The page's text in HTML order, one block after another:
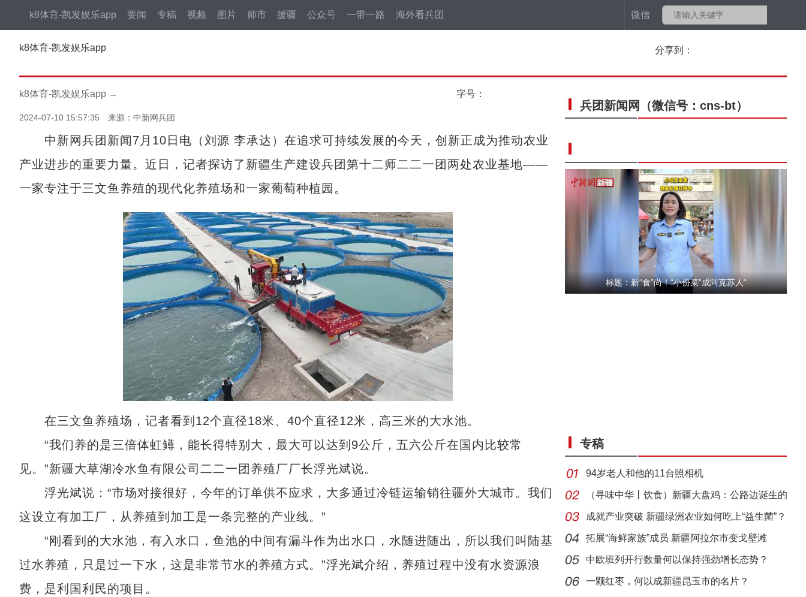
微信
k8体育-凯发娱乐app 要闻 专稿 视频 图片 师市 援疆 公众号 一带一路 海外看兵团
k8体育-凯发娱乐app 分享到：
k8体育-凯发娱乐app → 字号：
2024-07-10 15:57:35 来源：中新网兵团
中新网兵团新闻7月10日电（刘源 李承达）在追求可持续发展的今天，创新正成为推动农业
产业进步的重要力量。近日，记者探访了新疆生产建设兵团第十二师二二一团两处农业基地——
一家专注于三文鱼养殖的现代化养殖场和一家葡萄种植园。
在三文鱼养殖场，记者看到12个直径18米、40个直径12米，高三米的大水池。
“我们养的是三倍体虹鳟，能长得特别大，最大可以达到9公斤，五六公斤在国内比较常
见。”新疆大草湖冷水鱼有限公司二二一团养殖厂厂长浮光斌说。
浮光斌说：“市场对接很好，今年的订单供不应求，大多通过冷链运输销往疆外大城市。我们
这设立有加工厂，从养殖到加工是一条完整的产业线。”
“刚看到的大水池，有入水口，鱼池的中间有漏斗作为出水口，水随进随出，所以我们叫陆基
过水养殖，只是过一下水，这是非常节水的养殖方式。”浮光斌介绍，养殖过程中没有水资源浪
费，是利国利民的项目。
兵团新闻网 （微信号：cns-bt）
标题：新“食”尚！“小份菜”成阿克苏人“
“阿克苏是个好地方·四季之美”——《走进
专稿
94岁老人和他的11台照相机
（寻味中华丨饮食）新疆大盘鸡：公路边诞生的
江湖
成就产业突破 新疆绿洲农业如何吃上“益生菌”？
拓展“海鲜家族”成员 新疆阿拉尔市变戈壁滩
为“金
中欧班列开行数量何以保持强劲增长态势？
一颗红枣，何以成新疆昆玉市的名片？